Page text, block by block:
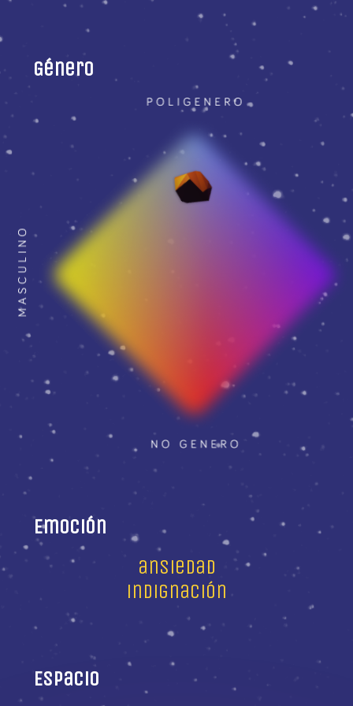
Género
Emoción
ansiedad
indignación
Espacio